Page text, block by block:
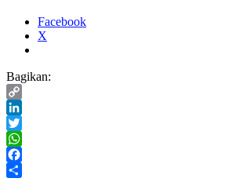
Facebook
X
Bagikan:
Copy
Link
LinkedIn
Twitter
WhatsApp
Facebook